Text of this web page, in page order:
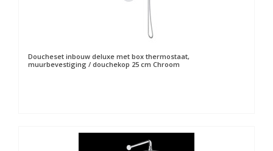
Doucheset inbouw deluxe met box thermostaat,
muurbevestiging / douchekop 25 cm Chroom